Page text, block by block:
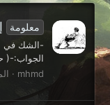
معلومة
-الشك في
الجواب:-(
mhmd